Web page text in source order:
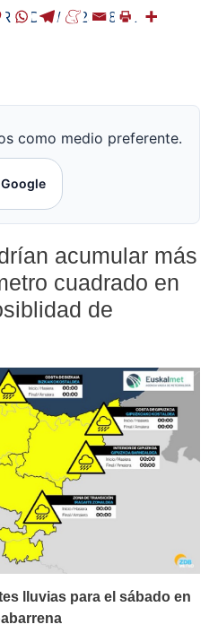
/ 2023-08-31
como medio preferente.
acumular más
cuadrado en
de
lluvias para el sábado en